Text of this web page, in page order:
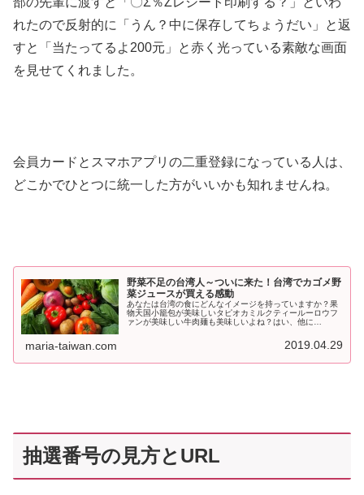
れたので反射的に「うん？中に保存してちょうだい」と返
すと「当たってるよ200元」と赤く光っている素敵な画面
を見せてくれました。
会員カードとスマホアプリの二重登録になっている人は、
どこかでひとつに統一した方がいいかも知れませんね。
野菜不足の台湾人～ついに来た！台湾でカゴメ野
菜ジュースが買える感動
あなたは台湾の食にどんなイメージを持っていますか？果
物天国小籠包が美味しいタピオカミルクティールーロウフ
ァンが美味しい牛肉麺も美味しいよね？はい、他に
maria-taiwan.com 2019.04.29
抽選番号の見方とURL